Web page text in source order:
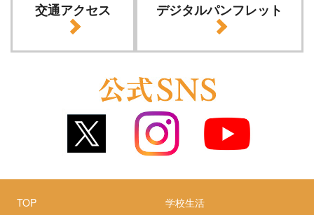
交通アクセス デジタルパンフレット
TOP
学校生活